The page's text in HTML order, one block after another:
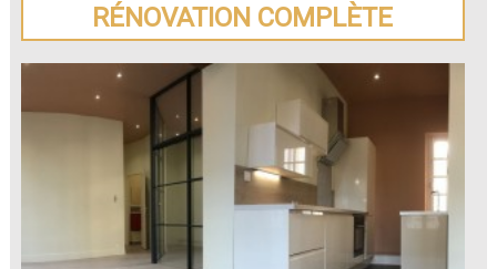
RÉNOVATION COMPLÈTE